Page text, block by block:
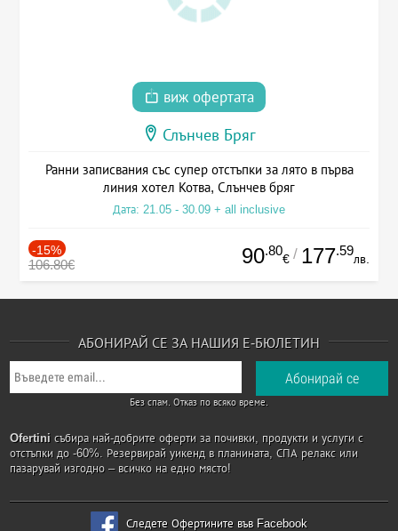
виж офертата
Слънчев Бряг
Ранни записвания със супер отстъпки за лято в първа
линия хотел Котва, Слънчев бряг
Дата: 21.05 - 30.09 + all inclusive
-15%
106.80€ 90.80
€ / 177.59
лв.
АБОНИРАЙ СЕ ЗА НАШИЯ Е-БЮЛЕТИН
Без спам. Отказ по всяко време.
Ofertini събира най-добрите оферти за почивки, продукти и услуги с
отстъпки до -60%. Резервирай уикенд в планината, СПА релакс или
пазарувай изгодно – всичко на едно място!
Следете Офертините във Facebook